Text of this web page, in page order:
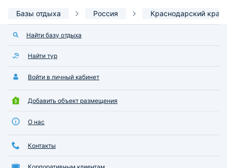
Базы отдыха Россия Краснодарский край
Найти базу отдыха
Найти тур
Войти в личный кабинет
Добавить объект размещения
О нас
Контакты